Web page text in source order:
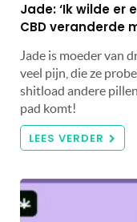
Jade: ‘Ik wilde er
CBD veranderde
Jade is moeder van
veel pijn, die ze
shitload andere
pad komt!
LEES VERDER